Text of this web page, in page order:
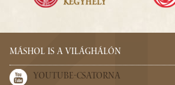
MÁSHOL IS A VILÁGHÁLÓN
YOUTUBE-CSATORNA